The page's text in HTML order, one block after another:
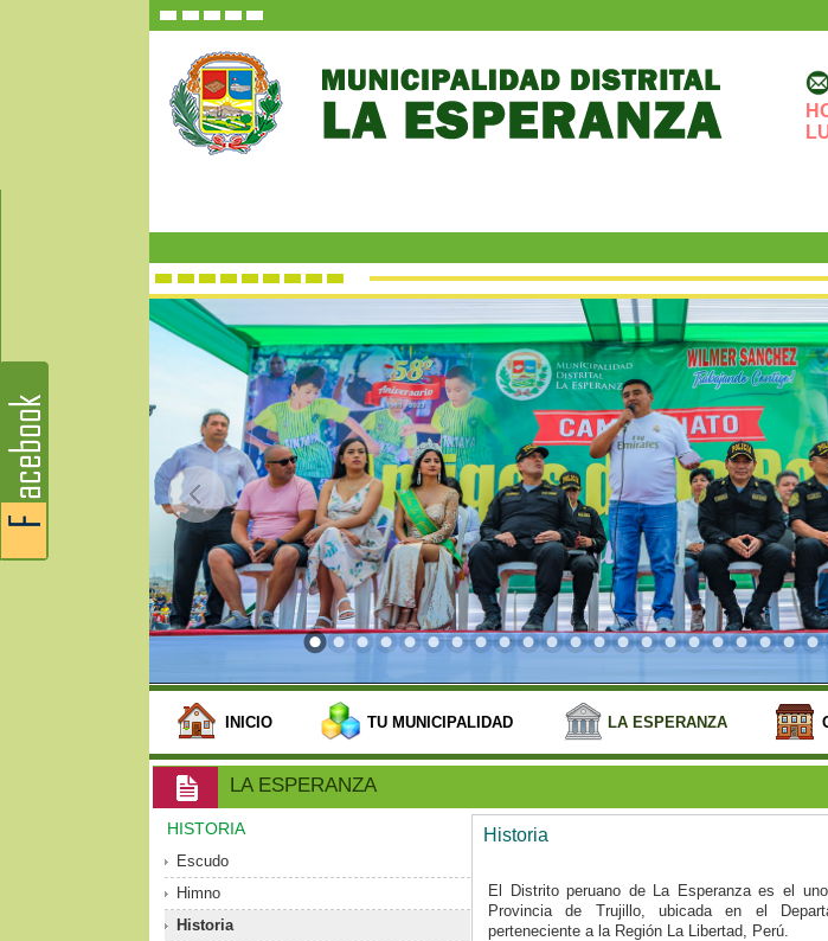
INICIO TU MUNICIPALIDAD LA ESPERANZA
LA ESPERANZA
HISTORIA
Escudo
Himno
Historia
Historia
El Distrito peruano de La Esperanza es el
Provincia de Trujillo, ubicada en el
perteneciente a la Región La Libertad, Perú.